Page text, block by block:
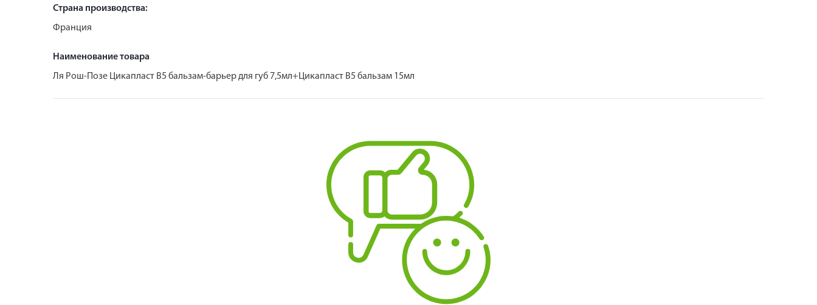
Страна производства:
Франция
Наименование товара
Ля Рош-Позе Цикапласт В5 бальзам-барьер для губ 7,5мл+Цикапласт В5 бальзам 15мл